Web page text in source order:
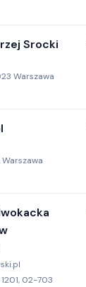
Srocki
Warszawa
02-703